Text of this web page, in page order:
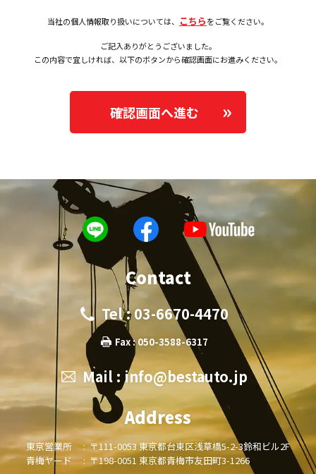
当社の個人情報取り扱いについては、 こちらをご覧ください。
ご記入ありがとうございました。
この内容で宜しければ、以下のボタンから確認画面にお進みください。
確認画面へ進む
Contact
Tel : 03-6670-4470
Fax : 050-3588-6317
Mail : info@bestauto.jp
Address
東京営業所 : 〒111-0053 東京都台東区浅草橋5-2-3鈴和ビル2F
青梅ヤード : 〒198-0051 東京都青梅市友田町3-1266